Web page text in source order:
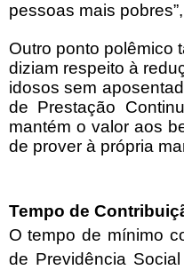
pessoas mais
Outro ponto polêmico
diziam respeito à
idosos sem
de Prestação
mantém o valor aos
de prover à própria
Tempo de
O tempo de mínimo
de Previdência